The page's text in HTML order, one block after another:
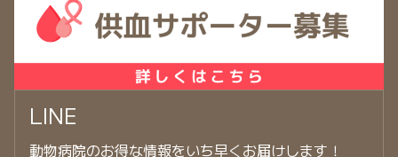
LINE
動物病院のお得な情報をいち早くお届けします！